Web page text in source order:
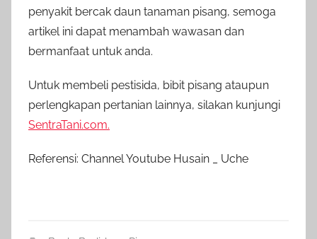
penyakit bercak daun tanaman pisang, semoga
artikel ini dapat menambah wawasan dan
bermanfaat untuk anda.
Untuk membeli pestisida, bibit pisang ataupun
perlengkapan pertanian lainnya, silakan kunjungi
SentraTani.com.
Referensi: Channel Youtube Husain _ Uche